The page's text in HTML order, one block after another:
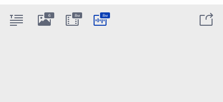
6 8м 8м